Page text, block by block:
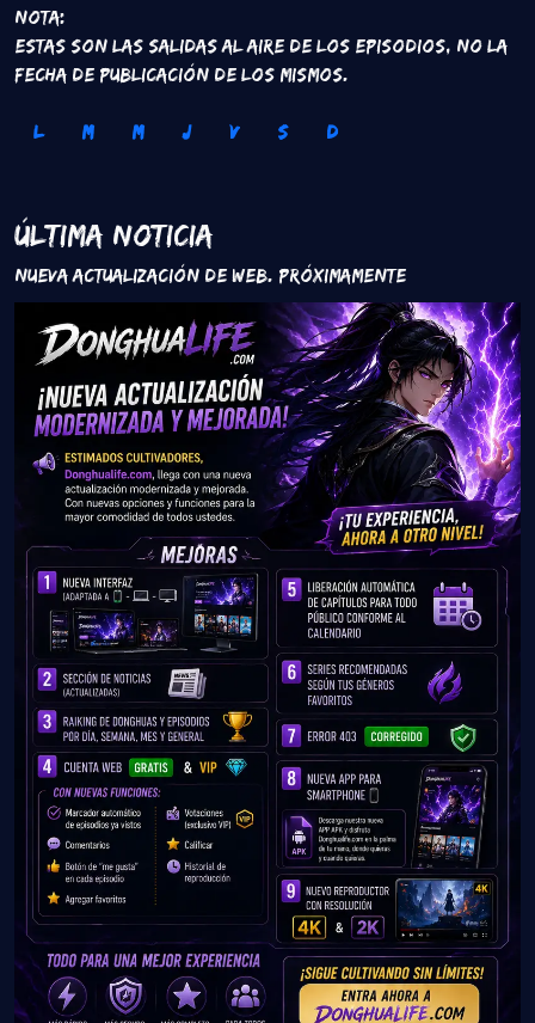
Nota:
Estas son las salidas al aire de los episodios, no la
fecha de publicación de los mismos.
L M M J V S D
Última Noticia
Nueva Actualización de Web. Próximamente